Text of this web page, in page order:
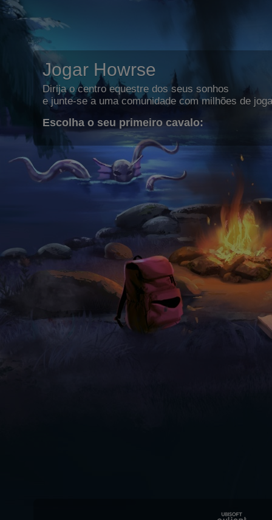
Jogar Howrse
Dirija o centro equestre dos seus sonhos
e junte-se a uma comunidade com milhões de
Escolha o seu primeiro cavalo: